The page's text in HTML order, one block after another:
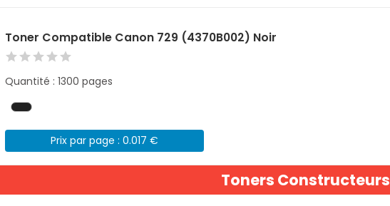
Toner Compatible Canon 729 (4370B002) Noir
Quantité : 1300 pages
Prix par page : 0.017 €
Toners Constructeurs